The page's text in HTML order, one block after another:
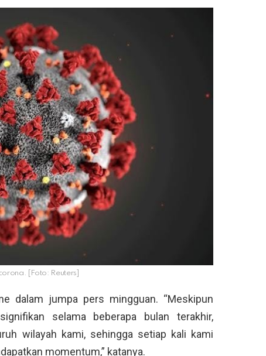
[Foto: Reuters]
dalam jumpa pers mingguan. “Meskipun
selama beberapa bulan terakhir,
wilayah kami, sehingga setiap kali kami
momentum,” katanya.